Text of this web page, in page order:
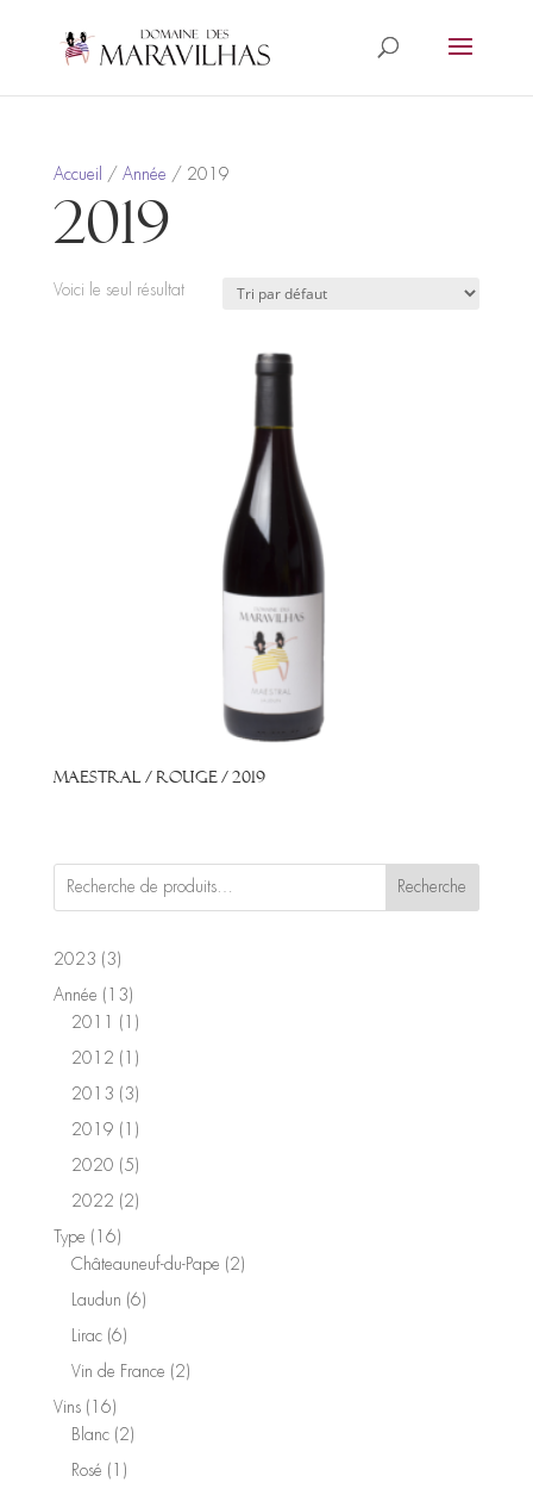
Accueil / Année / 2019
2019
Voici le seul résultat
Maestral / Rouge / 2019
Recherche
2023 33
produits
Année 1313
produits
2011 1 1
produit
2012 1 1
produit
2013 33
produits
2019 1 1
produit
2020 55
produits
2022 22
Type 1616
produits
Châteauneuf-du-Pape 22
Laudun 66
Lirac 66
produits
Vin de France 22
Vins 1616
produits
Blanc 22
Rosé 1 1